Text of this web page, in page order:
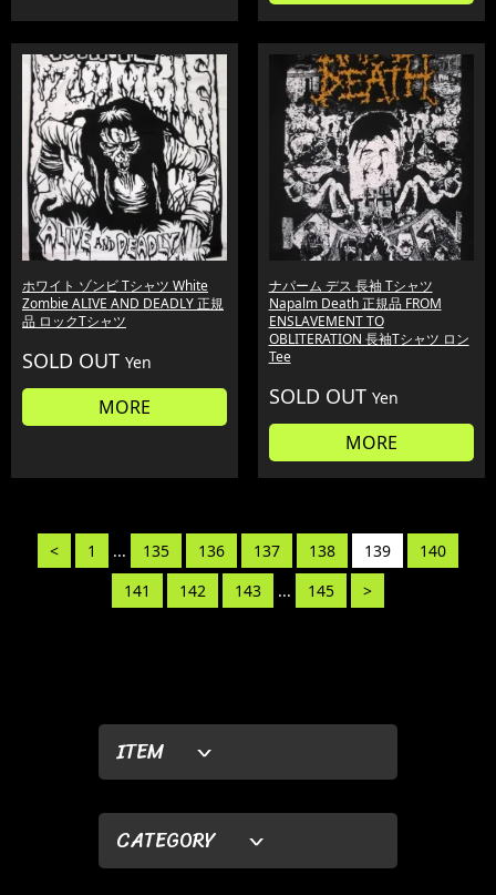
ITEM
CATEGORY
ホワイト ゾンビ Tシャツ White
Zombie ALIVE AND DEADLY 正規
品 ロックTシャツ
SOLD OUT Yen
MORE
ナパーム デス 長袖 Tシャツ
Napalm Death 正規品 FROM
ENSLAVEMENT TO
OBLITERATION 長袖Tシャツ ロン
Tee
SOLD OUT Yen
MORE
< 1 ... 135 136 137 138 139
140
141
142 143 ... 145 >